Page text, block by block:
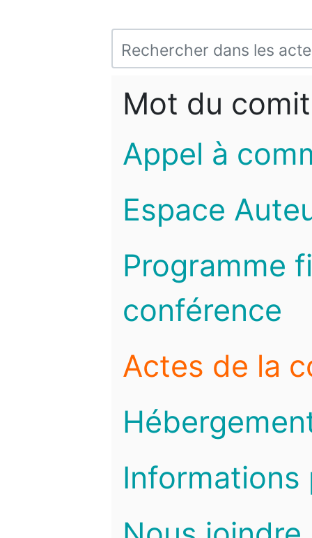
Mot du
Appel à
Espace
Programme
conférence
Actes de la
Informations